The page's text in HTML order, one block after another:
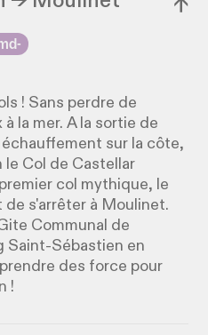
! Sans perdre de
la mer. A la sortie de
sur la côte,
le Col de Castellar
col mythique, le
de s'arrêter à Moulinet.
Communal de
Saint-Sébastien en
des force pour
!